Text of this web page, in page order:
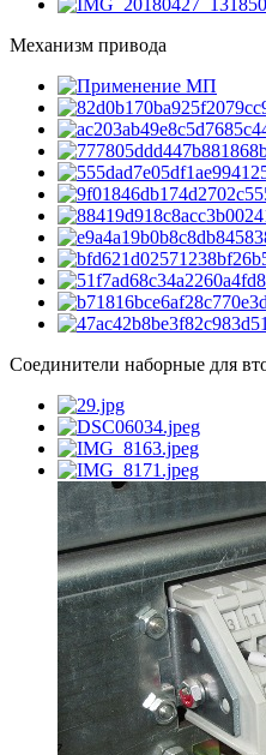
Механизм привода
Соединители наборные для